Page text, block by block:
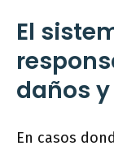
El
daños
En casos